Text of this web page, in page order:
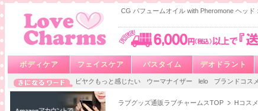
CG パフュームオイル with Pheromone ヘッ
ボディケア フェイスケア バスタイム デオドラント
ビヤクもっと感じたい ウーマナイザー lelo ブランドコス
ラブグッズ通販ラブチャームスTOP Hコスメ